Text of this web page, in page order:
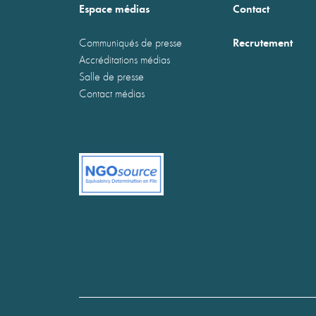
Espace médias
Communiqués de presse
Accréditations médias
Salle de presse
Contact médias
Contact
Recrutement